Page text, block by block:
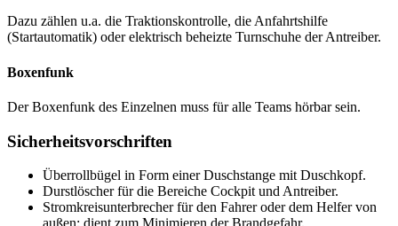
Dazu zählen u.a. die Traktionskontrolle, die Anfahrtshilfe
(Startautomatik) oder elektrisch beheizte Turnschuhe der Antreiber.
Boxenfunk
Der Boxenfunk des Einzelnen muss für alle Teams hörbar sein.
Sicherheitsvorschriften
Überrollbügel in Form einer Duschstange mit Duschkopf.
Durstlöscher für die Bereiche Cockpit und Antreiber.
Stromkreisunterbrecher für den Fahrer oder dem Helfer von